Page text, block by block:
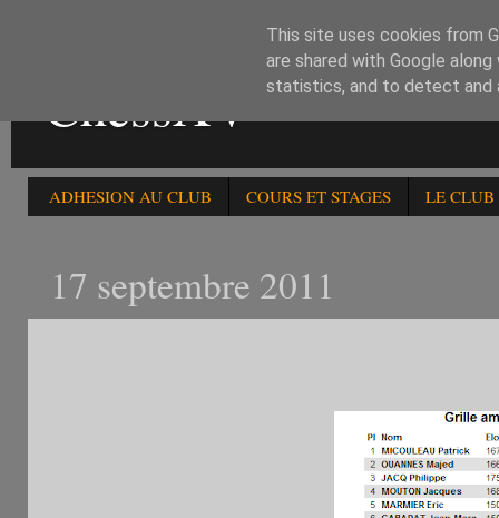
ChessXV
ADHESION AU CLUB COURS ET STAGES LE CLUB
17 septembre 2011
This site uses cookies from
are shared with Google
statistics, and to detect and